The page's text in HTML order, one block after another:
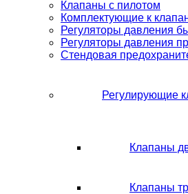
Клапаны с пилотом
Комплектующие к
Регуляторы давления
Регуляторы давления
Стендовая
Регулирующие
Клапаны
Клапаны